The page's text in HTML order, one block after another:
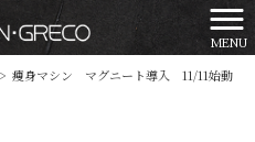
MENU
> 痩身マシン マグニート導入 11/11始動